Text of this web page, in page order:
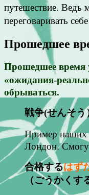
путешествие. Ведь
переговаривать
Прошедшее
Прошедшее время
«ожидания-
обрываться.
戦争(せんそう
Пример наших
Лондон. Смогу
合格するはず
（ごうかくす